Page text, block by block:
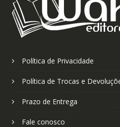
Política de Privacidade
Política de Trocas e
Prazo de Entrega
Fale conosco